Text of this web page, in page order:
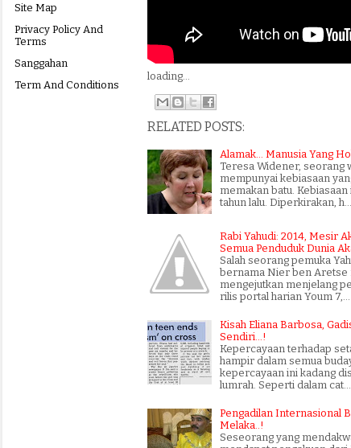
Site Map
Privacy Policy And
Terms
Sanggahan
Term And Conditions
loading...
RELATED POSTS:
Alamak... Manusia Yang
Teresa Widener, seorang
mempunyai kebiasaan
memakan batu. Kebiasaan
tahun lalu. Diperkirakan, h…
Rabi Yahudi: 2014, Mesir
Semua Penduduk Dunia
Salah seorang pemuka
bernama Nier ben Aretse
mengejutkan menjelang
rilis portal harian Youm 7,…
Kisah Eliana Barbosa,
Sendiri...!
Kepercayaan terhadap
hampir dalam semua
kepercayaan ini kadang
lumrah. Seperti dalam cat…
Pengadilan Internasional
Melaka..!
Seseorang yang